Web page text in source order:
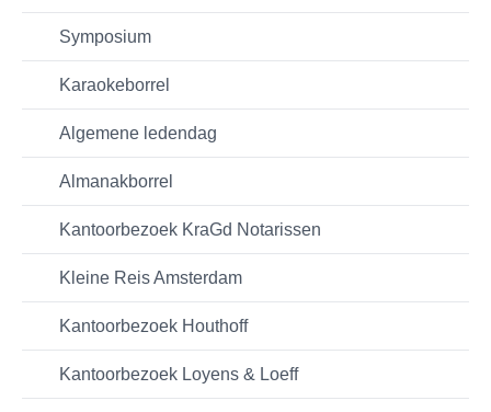
Symposium
Karaokeborrel
Algemene ledendag
Almanakborrel
Kantoorbezoek KraGd Notarissen
Kleine Reis Amsterdam
Kantoorbezoek Houthoff
Kantoorbezoek Loyens & Loeff